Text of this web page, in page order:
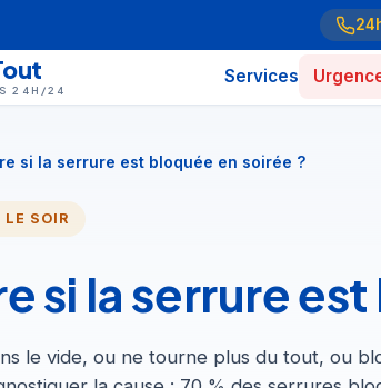
24H/24
Services
si la serrure est bloquée en soirée ?
SOIR
si la serrure
le vide, ou ne tourne plus du tout, ou